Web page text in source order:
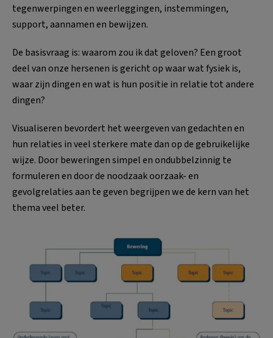
tegenwerpingen en weerleggingen, instemmingen,
support, aannamen en bewijzen.
De basisvraag is: waarom zou ik dat geloven? Een groot
deel van onze hersenen is gericht op waar wat fysiek is,
waar zijn dingen en wat is hun positie in relatie tot andere
dingen?
Visualiseren bevordert het weergeven van gedachten en
hun relaties in veel sterkere mate dan op de gebruikelijke
wijze. Door beweringen simpel en ondubbelzinnig te
formuleren en door de noodzaak oorzaak- en
gevolgrelaties aan te geven begrijpen we de kern van het
thema veel beter.